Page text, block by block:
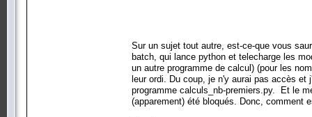
Sur un sujet tout autre, est-ce-que vous
batch, qui lance python et telecharge les
un autre programme de calcul) (pour les
leur ordi. Du coup, je n'y aurai pas accès
programme calculs_nb-premiers.py. Et le
(apparement) été bloqués. Donc, comment